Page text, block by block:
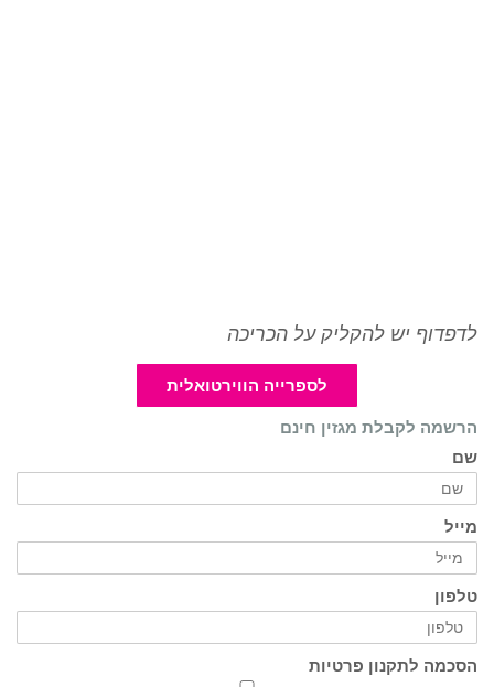
לדפדוף יש להקליק על הכריכה
לספרייה הווירטואלית
הרשמה לקבלת מגזין חינם
שם
מייל
טלפון
הסכמה לתקנון פרטיות